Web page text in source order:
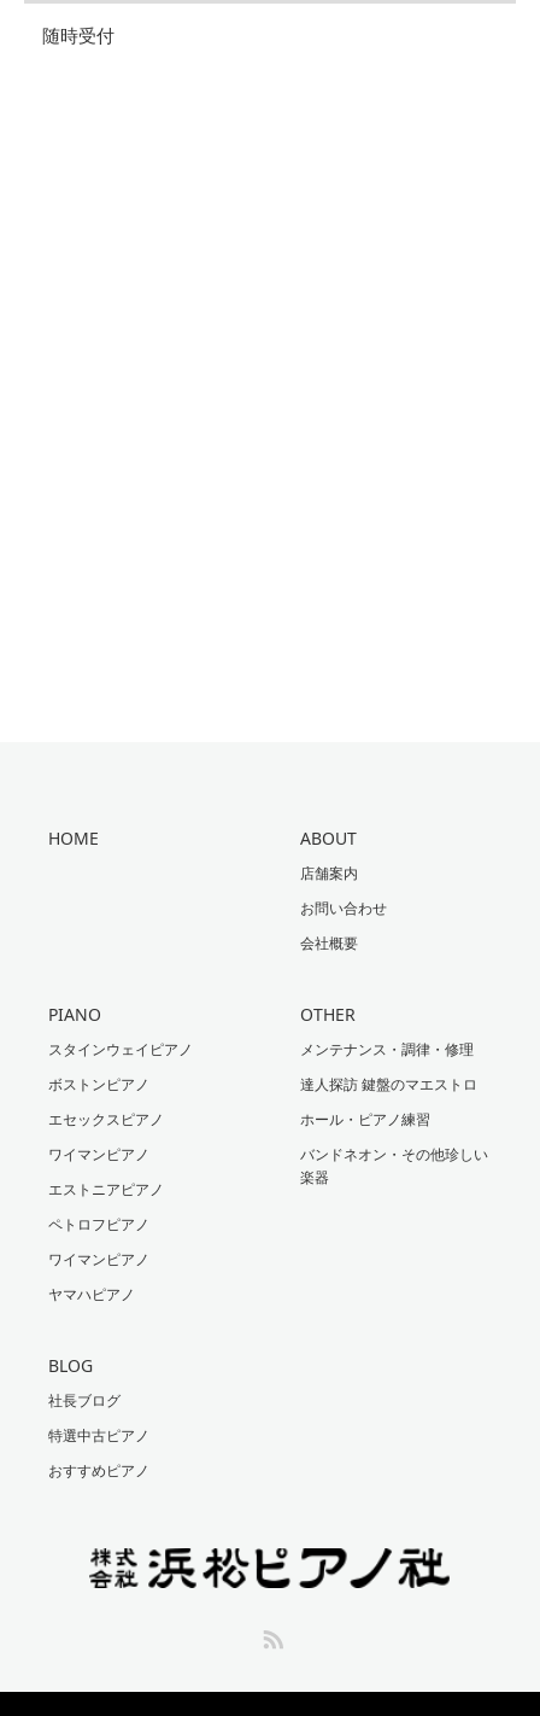
随時受付
HOME ABOUT
店舗案内
お問い合わせ
会社概要
PIANO
スタインウェイピアノ
ボストンピアノ
エセックスピアノ
ワイマンピアノ
エストニアピアノ
ペトロフピアノ
ワイマンピアノ
ヤマハピアノ
OTHER
メンテナンス・調律・修理
達人探訪 鍵盤のマエストロ
ホール・ピアノ練習
バンドネオン・その他珍しい
楽器
BLOG
社長ブログ
特選中古ピアノ
おすすめピアノ